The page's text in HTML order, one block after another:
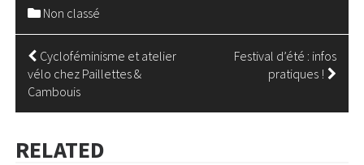
Non classé
NAVIGATION
DE
L’ARTICLE
Cycloféminisme et atelier
vélo chez Paillettes &
Cambouis
Festival d’été : infos
pratiques !
RELATED